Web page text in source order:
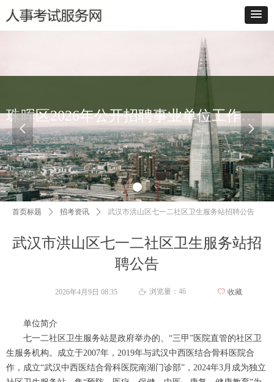
珠晖区2026年公开招聘事业单位工作人员笔试成绩查询入口
넳 넲
武汉市洪山区七一二社区卫生服务站招
聘公告
首页标题 ꄲ 招考资讯 ꄲ 武汉市洪山区七一二社区卫生服务站招聘公告
单位简介
七一二社区卫生服务站是政府举办的、“三甲”医院直管的社区卫
生服务机构。成立于2007年，2019年与武汉中西医结合骨科医院合
作，成立“武汉中西医结合骨科医院南湖门诊部”，2024年3月成为独立
2026年4月9日 08:35 ꄘ 浏览量： 46 ꄀ 收藏